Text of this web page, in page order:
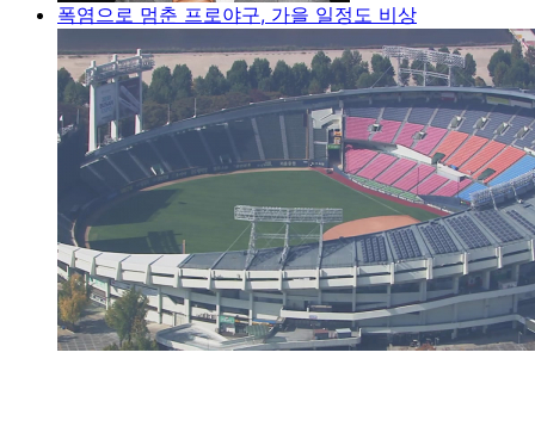
폭염으로 멈춘 프로야구, 가을 일정도 비상